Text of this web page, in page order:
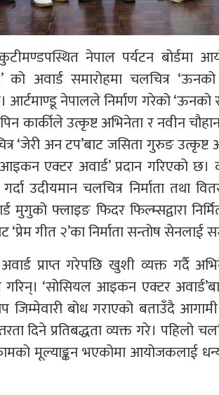
नेपाल पर्यटन बोर्डमा
को अवार्ड समारोहमा चलचित्र
आर्टमाण्डू नेपालले निर्माण गरेको ‘ऊनको
कार्कीले उत्कृष्ट अभिनेता र नवीन
‘जेरी अन टप’बाट जसिता गुरुङ उत्कृष्ट
एक्टर अवार्ड’ प्रदान गरिएको छ।
उदीयमान चलचित्र निर्माता तथा
मुगुको फ्लाइङ फिदर फिल्म्सद्वारा
‘प्रेम गीत २’का निर्माता सन्तोष सेनलाई
प्राप्त गरेपछि खुशी व्यक्त गर्दै
गरिन्। ‘सोसियल आइकन एक्टर
बोध गराएको बताउँदै
दिने प्रतिबद्धता व्यक्त गरे। पहिलो
मूल्याङ्कन भएकोमा आयोजकलाई